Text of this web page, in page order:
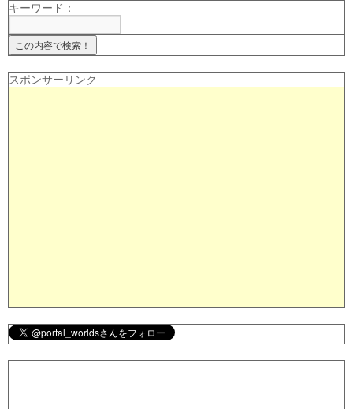
キーワード：
スポンサーリンク